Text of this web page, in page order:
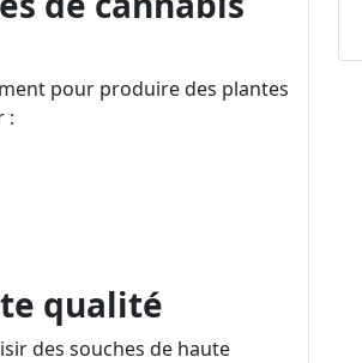
pour produire des plantes
:
qualité
des souches de haute